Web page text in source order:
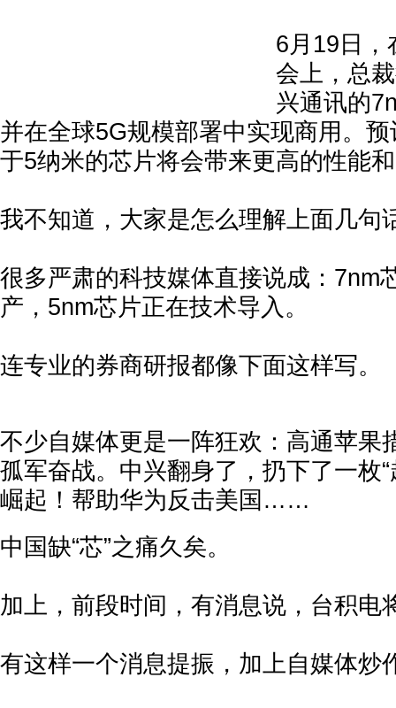
6月19日，
会上，总
兴通讯的
并在全球5G规模部署中实现商用。
于5纳米的芯片将会带来更高的性能
我不知道，大家是怎么理解上面几句
很多严肃的科技媒体直接说成：7nm
产，5nm芯片正在技术导入。
连专业的券商研报都像下面这样写。
不少自媒体更是一阵狂欢：高通苹果
孤军奋战。中兴翻身了，扔下了一枚
崛起！帮助华为反击美国……
中国缺“芯”之痛久矣。
加上，前段时间，有消息说，台积电
有这样一个消息提振，加上自媒体炒